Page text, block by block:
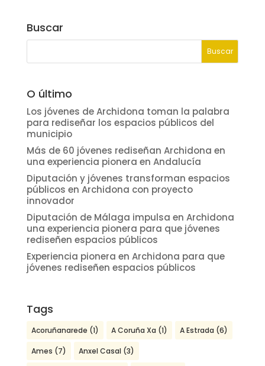
Buscar
O último
Los jóvenes de Archidona toman la palabra
para rediseñar los espacios públicos del
municipio
Más de 60 jóvenes rediseñan Archidona en
una experiencia pionera en Andalucía
Diputación y jóvenes transforman espacios
públicos en Archidona con proyecto
innovador
Diputación de Málaga impulsa en Archidona
una experiencia pionera para que jóvenes
rediseñen espacios públicos
Experiencia pionera en Archidona para que
jóvenes rediseñen espacios públicos
Tags
Acoruñanarede (1) A Coruña Xa (1) A Estrada (6)
Ames (7) Anxel Casal (3)